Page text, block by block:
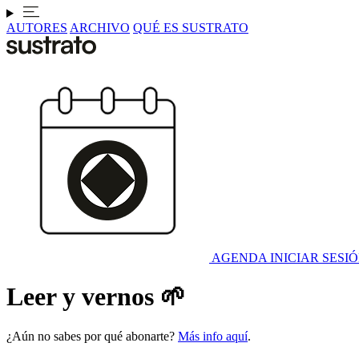
AUTORES ARCHIVO QUÉ ES SUSTRATO
AGENDA INICIAR
Leer y vernos 🌱
¿Aún no sabes por qué abonarte? Más info aquí.